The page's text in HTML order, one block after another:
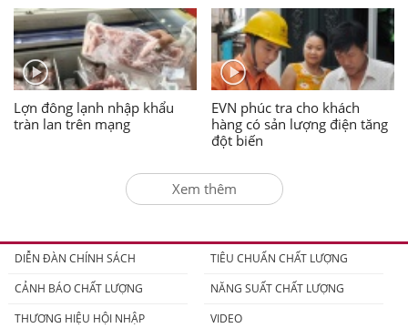
Lợn đông lạnh nhập khẩu
tràn lan trên mạng
EVN phúc tra cho khách
hàng có sản lượng điện tăng
đột biến
Xem thêm
DIỄN ĐÀN CHÍNH SÁCH
TIÊU CHUẨN CHẤT LƯỢNG
CẢNH BÁO CHẤT LƯỢNG
NĂNG SUẤT CHẤT LƯỢNG
THƯƠNG HIỆU HỘI NHẬP
VIDEO